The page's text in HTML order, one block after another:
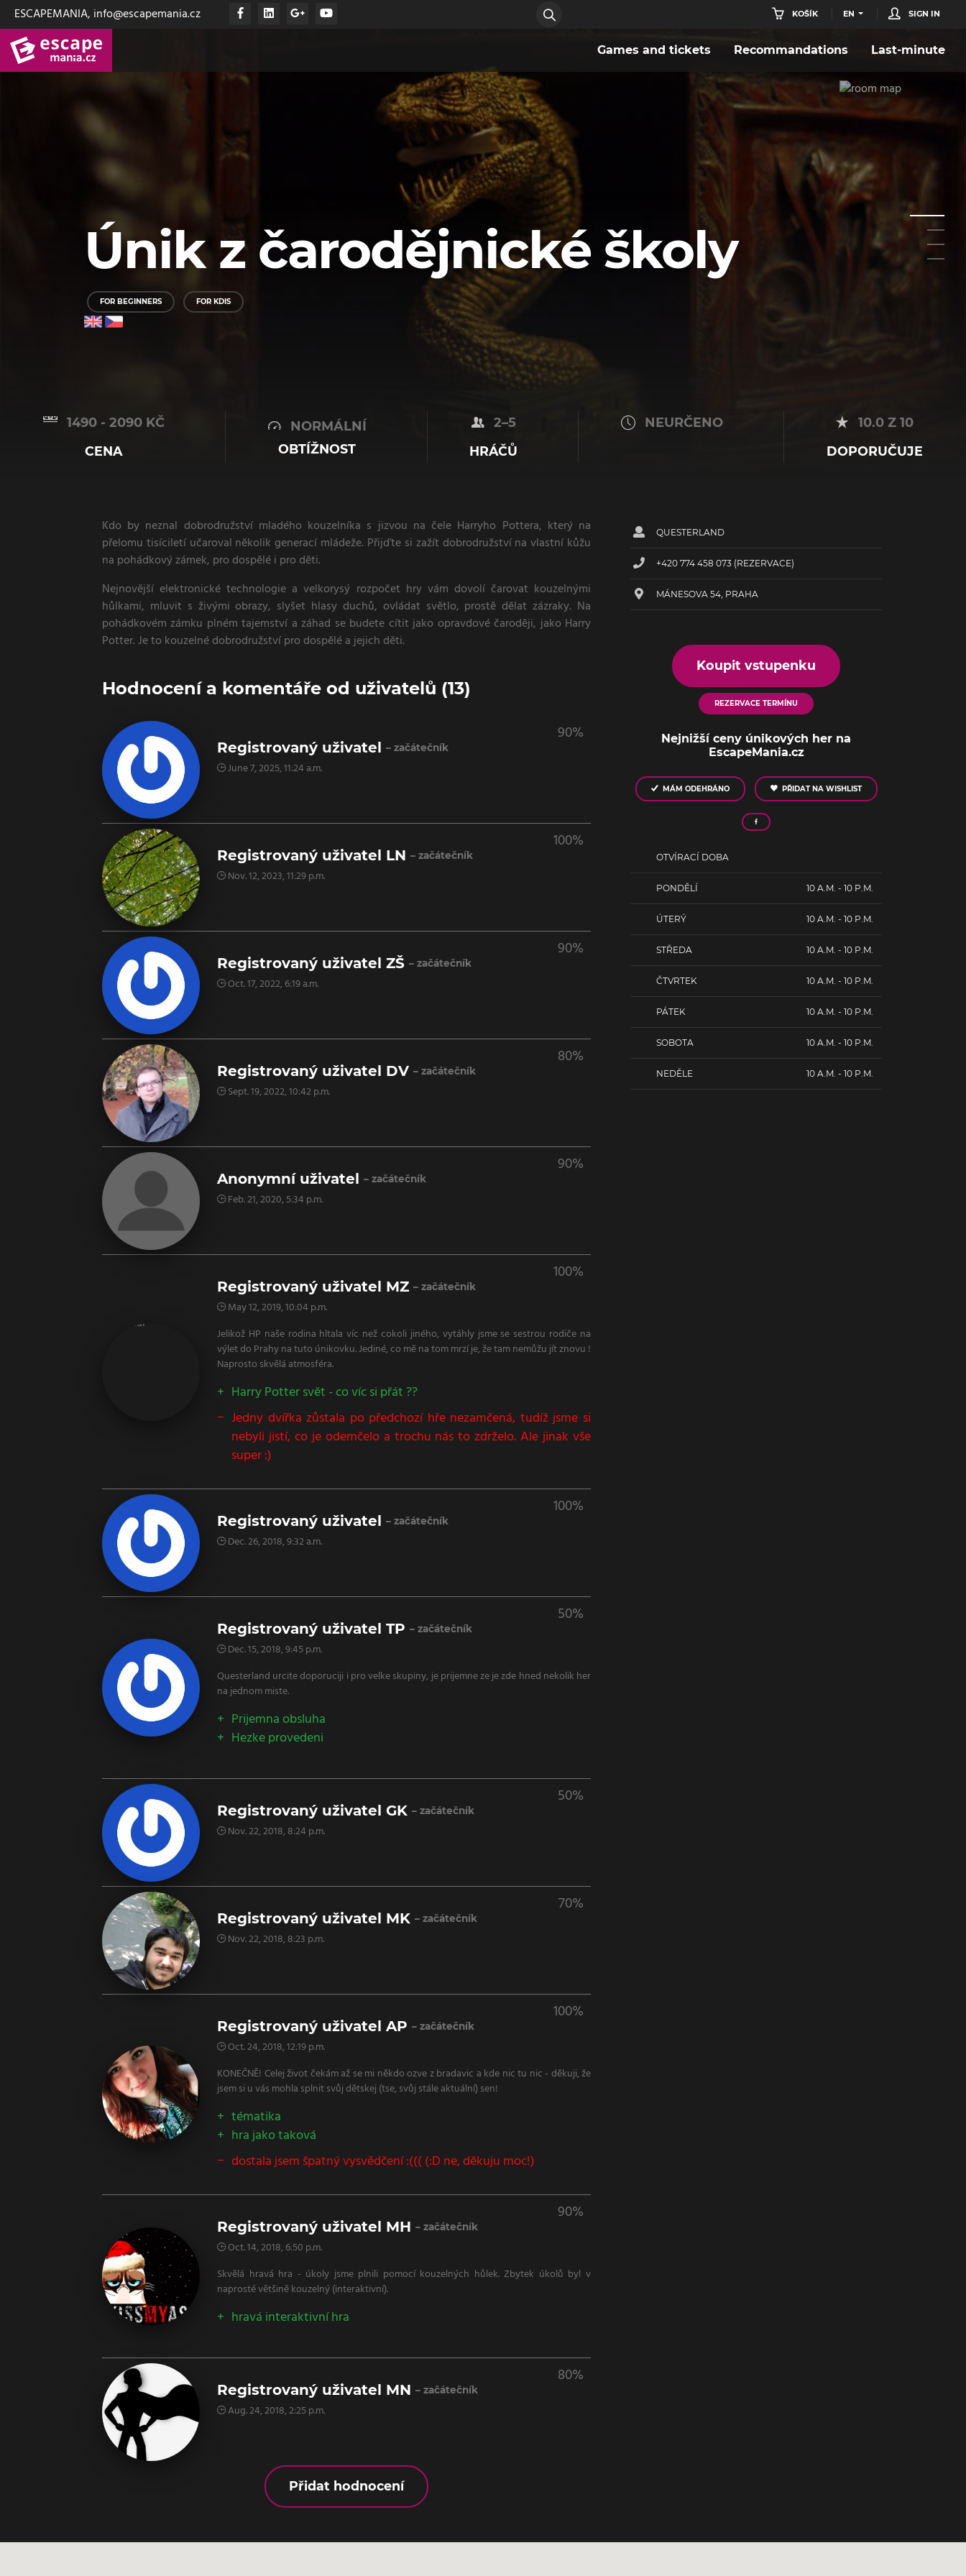
ESCAPEMANIA, info@escapemania.cz KOŠÍK EN SIGN IN
Games and tickets Recommandations Last-minute
Únik z čarodějnické školy
FOR BEGINNERS FOR KDIS
1490 - 2090 KČ
CENA
NORMÁLNÍ
OBTÍŽNOST
2–5
HRÁČŮ
NEURČENO 10.0 Z 10
DOPORUČUJE
Kdo by neznal dobrodružství mladého kouzelníka s jizvou na čele Harryho Pottera, který na
přelomu tisíciletí učaroval několik generací mládeže. Přijďte si zažít dobrodružství na vlastní kůžu
na pohádkový zámek, pro dospělé i pro děti.
Nejnovější elektronické technologie a velkorysý rozpočet hry vám dovolí čarovat kouzelnými
hůlkami, mluvit s živými obrazy, slyšet hlasy duchů, ovládat světlo, prostě dělat zázraky. Na
pohádkovém zámku plném tajemství a záhad se budete cítit jako opravdové čaroději, jako Harry
Potter. Je to kouzelné dobrodružství pro dospělé a jejich děti.
Hodnocení a komentáře od uživatelů (13)
90%
Registrovaný uživatel – začátečník
June 7, 2025, 11:24 a.m.
100%
Registrovaný uživatel LN – začátečník
Nov. 12, 2023, 11:29 p.m.
90%
Registrovaný uživatel ZŠ – začátečník
Oct. 17, 2022, 6:19 a.m.
80%
Registrovaný uživatel DV – začátečník
Sept. 19, 2022, 10:42 p.m.
90%
Anonymní uživatel – začátečník
Feb. 21, 2020, 5:34 p.m.
100%
Registrovaný uživatel MZ – začátečník
May 12, 2019, 10:04 p.m.
Jelikož HP naše rodina hltala víc než cokoli jiného, vytáhly jsme se sestrou rodiče na
výlet do Prahy na tuto únikovku. Jediné, co mě na tom mrzí je, že tam nemůžu jít znovu !
Naprosto skvělá atmosféra.
Harry Potter svět - co víc si přát ??
Jedny dvířka zůstala po předchozí hře nezamčená, tudíž jsme si
nebyli jistí, co je odemčelo a trochu nás to zdrželo. Ale jinak vše
super :)
100%
Registrovaný uživatel – začátečník
Dec. 26, 2018, 9:32 a.m.
50%
Registrovaný uživatel TP – začátečník
Dec. 15, 2018, 9:45 p.m.
Questerland urcite doporuciji i pro velke skupiny, je prijemne ze je zde hned nekolik her
na jednom miste.
Prijemna obsluha
Hezke provedeni
50%
Registrovaný uživatel GK – začátečník
Nov. 22, 2018, 8:24 p.m.
70%
Registrovaný uživatel MK – začátečník
Nov. 22, 2018, 8:23 p.m.
100%
Registrovaný uživatel AP – začátečník
Oct. 24, 2018, 12:19 p.m.
KONEČNĚ! Celej život čekám až se mi někdo ozve z bradavic a kde nic tu nic - děkuji, že
jsem si u vás mohla splnit svůj dětskej (tse, svůj stále aktuální) sen!
tématika
hra jako taková
dostala jsem špatný vysvědčení :((( (:D ne, děkuju moc!)
90%
Registrovaný uživatel MH – začátečník
Oct. 14, 2018, 6:50 p.m.
Skvělá hravá hra - úkoly jsme plnili pomocí kouzelných hůlek. Zbytek úkolů byl v
naprosté většině kouzelný (interaktivní).
hravá interaktivní hra
80%
Registrovaný uživatel MN – začátečník
Aug. 24, 2018, 2:25 p.m.
Přidat hodnocení
QUESTERLAND
+420 774 458 073 (REZERVACE)
MÁNESOVA 54, PRAHA
Koupit vstupenku
REZERVACE TERMÍNU
Nejnižší ceny únikových her na
EscapeMania.cz
MÁM ODEHRÁNO PŘIDAT NA WISHLIST
OTVÍRACÍ DOBA
PONDĚLÍ 10 A.M. - 10 P.M.
ÚTERÝ 10 A.M. - 10 P.M.
STŘEDA 10 A.M. - 10 P.M.
ČTVRTEK 10 A.M. - 10 P.M.
PÁTEK 10 A.M. - 10 P.M.
SOBOTA 10 A.M. - 10 P.M.
NEDĚLE 10 A.M. - 10 P.M.